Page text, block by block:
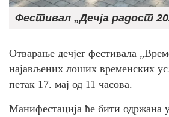
Фестивал „Дечја радост
Отварање дечјег фестивала
најављених лоших временских
петак 17. мај од 11 часова.
Манифестација ће бити одржана